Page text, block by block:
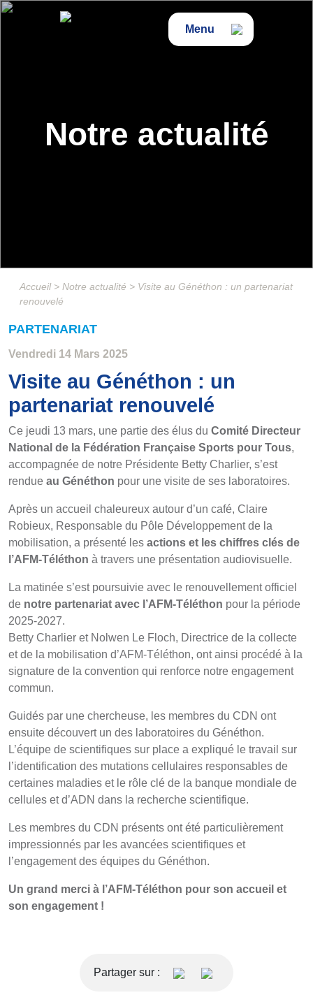
Menu
Notre actualité
Accueil> Notre actualité > Visite au Généthon : un partenariat
renouvelé
PARTENARIAT
Vendredi 14 Mars 2025
Visite au Généthon : un
partenariat renouvelé
Ce jeudi 13 mars, une partie des élus du Comité Directeur
National de la Fédération Française Sports pour Tous,
accompagnée de notre Présidente Betty Charlier, s’est
rendue au Généthon pour une visite de ses laboratoires.
Après un accueil chaleureux autour d’un café, Claire
Robieux, Responsable du Pôle Développement de la
mobilisation, a présenté les actions et les chiffres clés de
l’AFM-Téléthon à travers une présentation audiovisuelle.
La matinée s’est poursuivie avec le renouvellement officiel
de notre partenariat avec l’AFM-Téléthon pour la période
2025-2027.
Betty Charlier et Nolwen Le Floch, Directrice de la collecte
et de la mobilisation d’AFM-Téléthon, ont ainsi procédé à la
signature de la convention qui renforce notre engagement
commun.
Guidés par une chercheuse, les membres du CDN ont
ensuite découvert un des laboratoires du Généthon.
L’équipe de scientifiques sur place a expliqué le travail sur
l’identification des mutations cellulaires responsables de
certaines maladies et le rôle clé de la banque mondiale de
cellules et d’ADN dans la recherche scientifique.
Les membres du CDN présents ont été particulièrement
impressionnés par les avancées scientifiques et
l’engagement des équipes du Généthon.
Un grand merci à l’AFM-Téléthon pour son accueil et
son engagement !
Partager sur :